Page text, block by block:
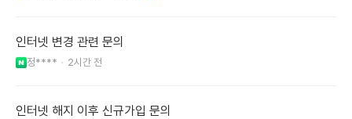
인터넷 변경 관련 문의
정**** 2시간 전
인터넷 해지 이후 신규가입 문의